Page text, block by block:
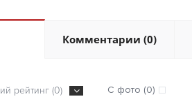
Комментарии (0)
рейтинг (0) С фото (0)